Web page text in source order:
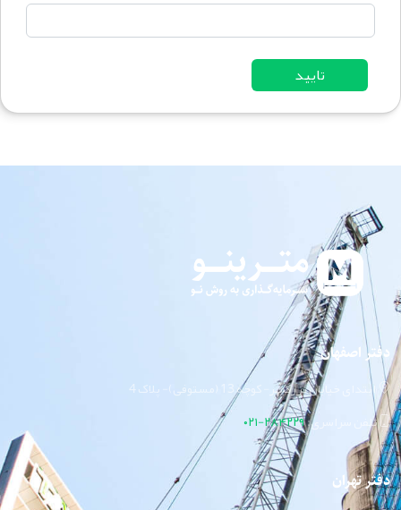
دفتر اصفهان
ابتدای خیابان بزرگمهر- کوچه 13 (مستوفی)- پلاک 4
تلفن سراسری:۲۸۴۲۲۹-۰۲۱
دفتر تهران